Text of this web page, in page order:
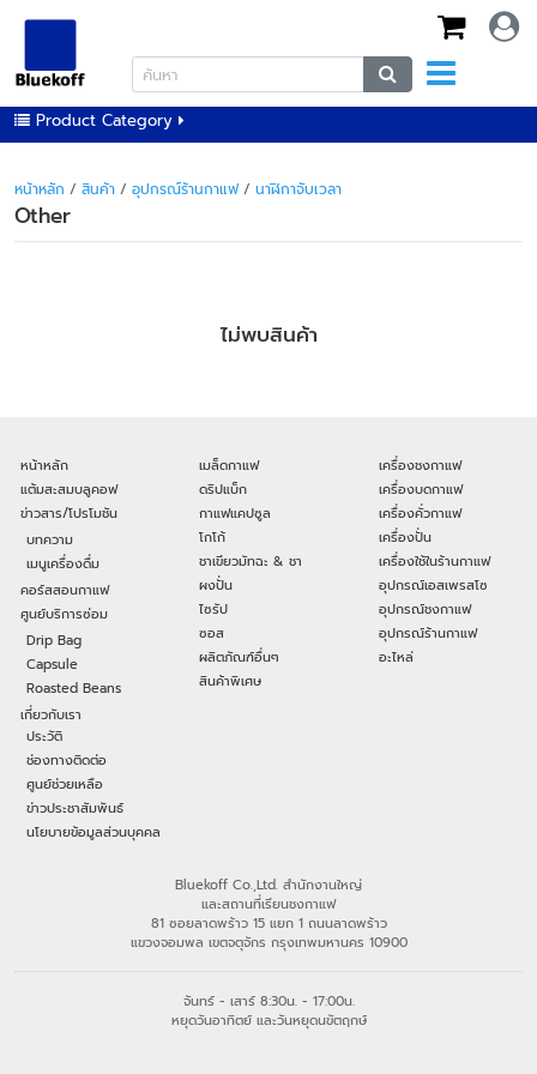
Product Category
หน้าหลัก / สินค้า / อุปกรณ์ร้านกาแฟ/ นาฬิกาจับเวลา
Other
ไม่พบสินค้า
หน้าหลัก
แต้มสะสมบลูคอฟ
ข่าวสาร/โปรโมชัน
บทความ
เมนูเครื่องดื่ม
คอร์สสอนกาแฟ
ศูนย์บริการซ่อม
Drip Bag
Capsule
Roasted Beans
เกี่ยวกับเรา
ประวัติ
ช่องทางติดต่อ
ศูนย์ช่วยเหลือ
ข่าวประชาสัมพันธ์
นโยบายข้อมูลส่วนบุคคล
เมล็ดกาแฟ
ดริปแบ็ก
กาแฟแคปซูล
โกโก้
ชาเขียวมัทฉะ & ชา
ผงปั่น
ไซรัป
ซอส
ผลิตภัณฑ์อื่นๆ
สินค้าพิเศษ
เครื่องชงกาแฟ
เครื่องบดกาแฟ
เครื่องคั่วกาแฟ
เครื่องปั่น
เครื่องใช้ในร้านกาแฟ
อุปกรณ์เอสเพรสโซ
อุปกรณ์ชงกาแฟ
อุปกรณ์ร้านกาแฟ
อะไหล่
Bluekoff Co.,Ltd. สำนักงานใหญ่
และสถานที่เรียนชงกาแฟ
81 ซอยลาดพร้าว 15 แยก 1 ถนนลาดพร้าว
แขวงจอมพล เขตจตุจักร กรุงเทพมหานคร 10900
จันทร์ - เสาร์ 8:30น. - 17:00น.
หยุดวันอาทิตย์ และวันหยุดนขัตฤกษ์